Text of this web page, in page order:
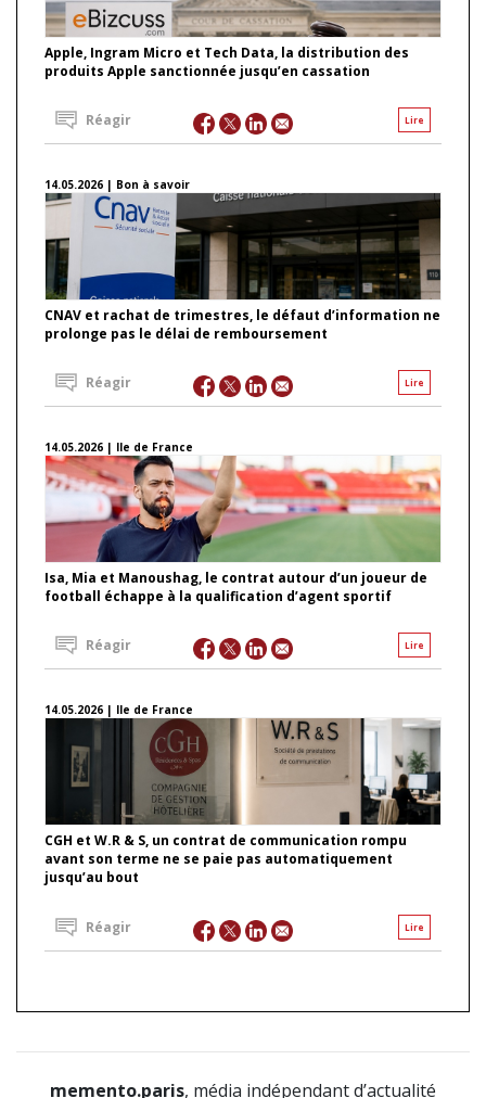
Apple, Ingram Micro et Tech Data, la distribution des
produits Apple sanctionnée jusqu’en cassation
Lire
Réagir
14.05.2026 | Bon à savoir
CNAV et rachat de trimestres, le défaut d’information ne
prolonge pas le délai de remboursement
Lire
Réagir
14.05.2026 | Ile de France
Isa, Mia et Manoushag, le contrat autour d’un joueur de
football échappe à la qualification d’agent sportif
Lire
Réagir
14.05.2026 | Ile de France
CGH et W.R & S, un contrat de communication rompu
avant son terme ne se paie pas automatiquement
jusqu’au bout
Lire
Réagir
memento.paris, média indépendant d’actualité